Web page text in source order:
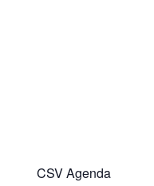
CSV Agenda